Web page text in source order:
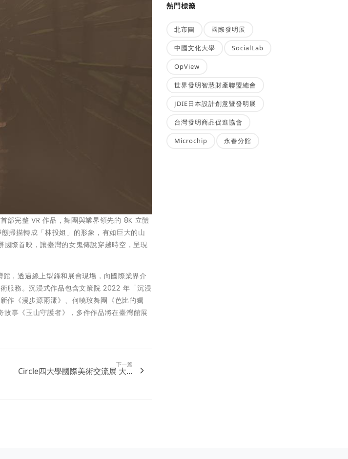
部完整 VR 作品，舞團與業界領先的 8K 立體
掃描轉成「林投姐」的形象，有如巨大的山
際首映，讓臺灣的女鬼傳說穿越時空，呈現
，透過線上型錄和展會現場，向國際業界介
服務。沉浸式作品包含文策院 2022 年「沉浸
作《漫步源雨㵵》、何曉玫舞團《芭比的獨
事《玉山守護者》，多件作品將在臺灣館展
下一篇
Circle四大學國際美術交流展 大...
熱門標籤
北市圖 國際發明展
中國文化大學 SocialLab
OpView
世界發明智慧財產聯盟總會
JDIE日本設計創意暨發明展
台灣發明商品促進協會
Microchip 永春分館